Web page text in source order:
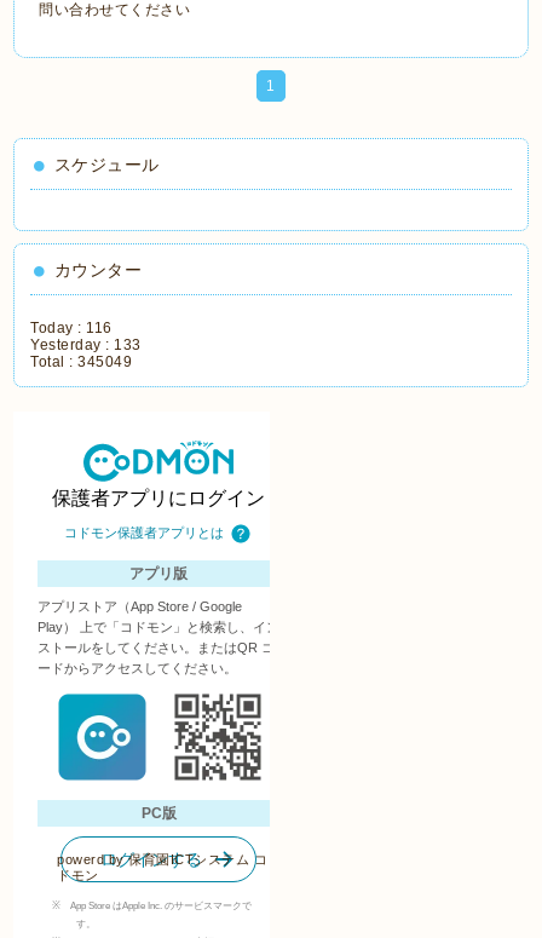
問い合わせてください
1
スケジュール
カウンター
Today : 116
Yesterday : 133
Total :345049
powerd by保育園ICTシステム コ
ドモン